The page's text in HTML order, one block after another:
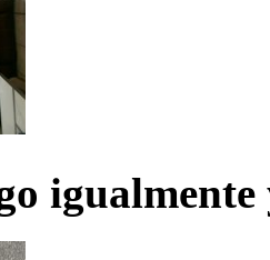
igualmente